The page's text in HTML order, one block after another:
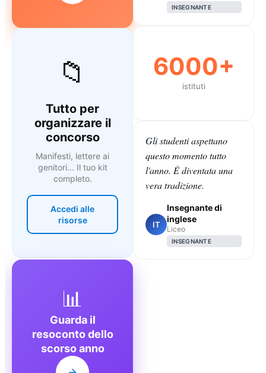
📁
Tutto per
organizzare il
concorso
Manifesti, lettere ai
genitori... Il tuo kit
completo.
Accedi alle
risorse
INSEGNANTE
6000+
istituti
Gli studenti aspettano
questo momento tutto
l'anno. È diventata una
vera tradizione.
IT
Insegnante di
inglese
Liceo
INSEGNANTE
📊
Guarda il
resoconto dello
scorso anno